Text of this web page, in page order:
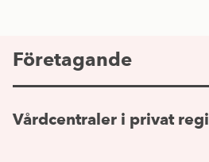
Företagande
Vårdcentraler i privat regi